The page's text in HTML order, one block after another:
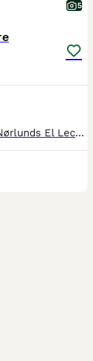
5
Nu är det dags för vår fantastiska ponny Nørlunds El Leconte (Ludvig) att hitta sin nästa ryttare. Ludvig är en 17-årig D-ponnyvalack med fina meriter. Han har deltagit i flera individuella SM och La